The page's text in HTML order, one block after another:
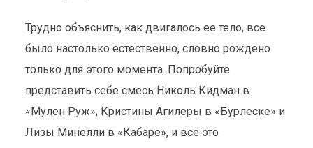
Трудно объяснить, как двигалось ее тело, все
было настолько естественно, словно рождено
только для этого момента. Попробуйте
представить себе смесь Николь Кидман в
«Мулен Руж», Кристины Агилеры в «Бурлеске» и
Лизы Минелли в «Кабаре», и все это